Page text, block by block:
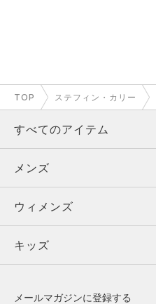
TOP ステフィン・カリー
すべてのアイテム
メンズ
ウィメンズ
キッズ
メンズ
トップス
ボトムス
ウィメンズ
トップス
キッズ
メールマガジンに登録する